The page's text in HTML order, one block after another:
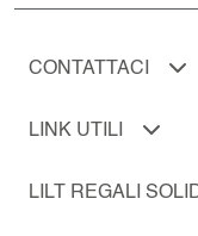
CONTATTACI
LINK UTILI
LILT REGALI